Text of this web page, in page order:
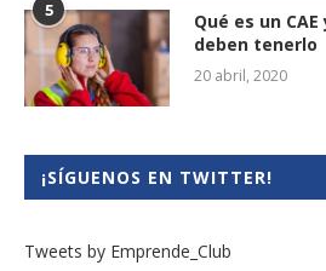
5
Qué es un
deben tenerlo
20 abril, 2020
¡SÍGUENOS EN TWITTER!
Tweets by Emprende_Club